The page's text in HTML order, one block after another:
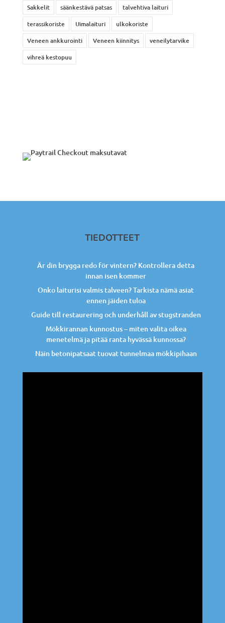
Sakkelit säänkestävä patsas
talvehtiva laituri
terassikoriste
Uimalaituri
ulkokoriste
Veneen ankkurointi
Veneen kiinnitys
veneilytarvike
vihreä kestopuu
TIEDOTTEET
Är din brygga redo för vintern? Kontrollera detta
innan isen kommer
Onko laiturisi valmis talveen? Tarkista nämä asiat
ennen jäiden tuloa
Guide till restaurering och underhåll av stugstranden
Mökkirannan kunnostus – miten valita oikea
menetelmä ja pitää ranta hyvässä kunnossa?
Näin betonipatsaat tuovat tunnelmaa mökkipihaan